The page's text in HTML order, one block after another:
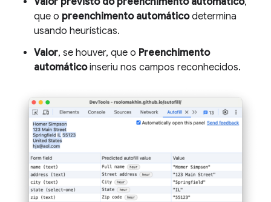
que o preenchimento automáticodetermina
usando heurísticas.
Valor, se houver, que o Preenchimento
automáticoinseriu nos campos reconhecidos.